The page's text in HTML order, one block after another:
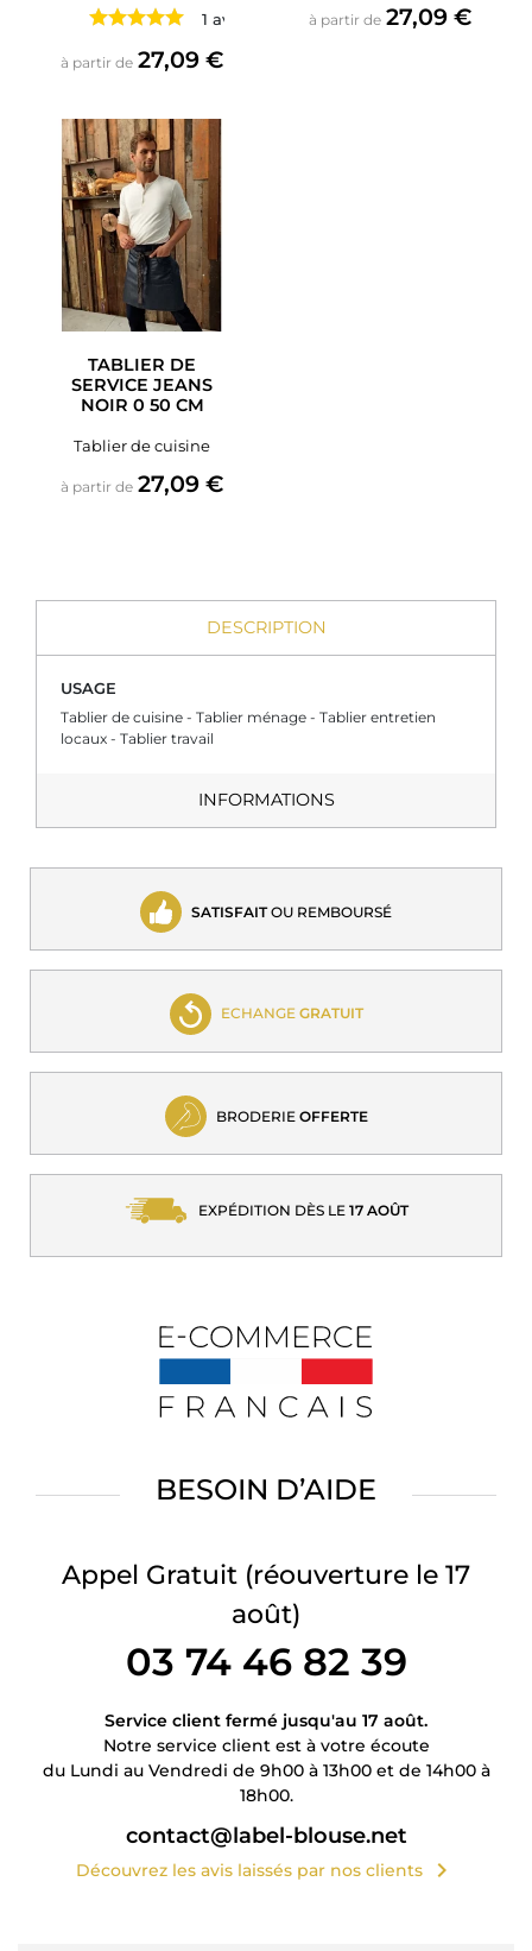
1 avis
à partir de Prix
27,09 €
à partir de Prix
27,09 €
TABLIER DE
SERVICE JEANS
NOIR 0 50 CM
Tablier de cuisine
à partir de Prix
27,09 €
DESCRIPTION
USAGE
Tablier de cuisine - Tablier ménage - Tablier entretien
locaux - Tablier travail
INFORMATIONS
SATISFAITOU REMBOURSÉ
ECHANGE GRATUIT
BRODERIE OFFERTE
EXPÉDITION DÈS LE 17 AOÛT
BESOIN D’AIDE
Appel Gratuit (réouverture le 17
août)
03 74 46 82 39
Service client fermé jusqu'au 17 août.
Notre service client est à votre écoute
du Lundi au Vendredi de 9h00 à 13h00 et de 14h00 à
18h00.
contact@label-blouse.net
Découvrez les avis laissés par nos clients chevron_right